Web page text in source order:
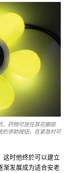
，药物可放在其花瓣部
的求助按钮，在紧急时可
这时他终於可以建立
渐发展成为适合安老